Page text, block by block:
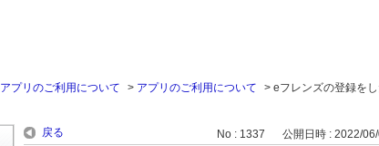
アプリのご利用について > アプリのご利用について > eフレンズの登録を
戻る No : 1337 公開日時 : 2022/